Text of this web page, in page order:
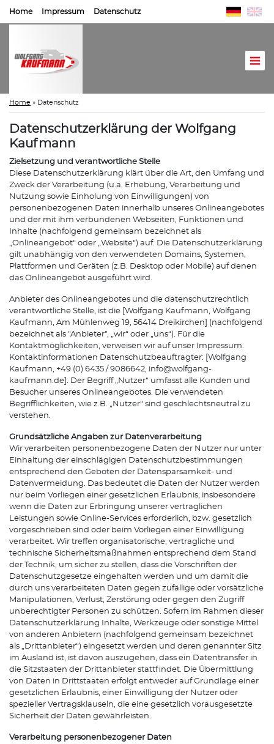
Home Impressum Datenschutz
Home » Datenschutz
Datenschutzerklärung der Wolfgang
Kaufmann
Zielsetzung und verantwortliche Stelle
Diese Datenschutzerklärung klärt über die Art, den Umfang und
Zweck der Verarbeitung (u.a. Erhebung, Verarbeitung und
Nutzung sowie Einholung von Einwilligungen) von
personenbezogenen Daten innerhalb unseres Onlineangebotes
und der mit ihm verbundenen Webseiten, Funktionen und
Inhalte (nachfolgend gemeinsam bezeichnet als
„Onlineangebot“ oder „Website“) auf. Die Datenschutzerklärung
gilt unabhängig von den verwendeten Domains, Systemen,
Plattformen und Geräten (z.B. Desktop oder Mobile) auf denen
das Onlineangebot ausgeführt wird.
Anbieter des Onlineangebotes und die datenschutzrechtlich
verantwortliche Stelle, ist die [Wolfgang Kaufmann, Wolfgang
Kaufmann, Am Mühlenweg 19, 56414 Dreikirchen] (nachfolgend
bezeichnet als "Anbieter", „wir“ oder „uns“). Für die
Kontaktmöglichkeiten, verweisen wir auf unser Impressum.
Kontaktinformationen Datenschutzbeauftragter: [Wolfgang
Kaufmann, +49 (0) 6435 / 9086642, info@wolfgang-
kaufmann.de]. Der Begriff „Nutzer“ umfasst alle Kunden und
Besucher unseres Onlineangebotes. Die verwendeten
Begrifflichkeiten, wie z.B. „Nutzer“ sind geschlechtsneutral zu
verstehen.
Grundsätzliche Angaben zur Datenverarbeitung
Wir verarbeiten personenbezogene Daten der Nutzer nur unter
Einhaltung der einschlägigen Datenschutzbestimmungen
entsprechend den Geboten der Datensparsamkeit- und
Datenvermeidung. Das bedeutet die Daten der Nutzer werden
nur beim Vorliegen einer gesetzlichen Erlaubnis, insbesondere
wenn die Daten zur Erbringung unserer vertraglichen
Leistungen sowie Online-Services erforderlich, bzw. gesetzlich
vorgeschrieben sind oder beim Vorliegen einer Einwilligung
verarbeitet. Wir treffen organisatorische, vertragliche und
technische Sicherheitsmaßnahmen entsprechend dem Stand
der Technik, um sicher zu stellen, dass die Vorschriften der
Datenschutzgesetze eingehalten werden und um damit die
durch uns verarbeiteten Daten gegen zufällige oder vorsätzliche
Manipulationen, Verlust, Zerstörung oder gegen den Zugriff
unberechtigter Personen zu schützen. Sofern im Rahmen dieser
Datenschutzerklärung Inhalte, Werkzeuge oder sonstige Mittel
von anderen Anbietern (nachfolgend gemeinsam bezeichnet
als „Drittanbieter“) eingesetzt werden und deren genannter Sitz
im Ausland ist, ist davon auszugehen, dass ein Datentransfer in
die Sitzstaaten der Drittanbieter stattfindet. Die Übermittlung
von Daten in Drittstaaten erfolgt entweder auf Grundlage einer
gesetzlichen Erlaubnis, einer Einwilligung der Nutzer oder
spezieller Vertragsklauseln, die eine gesetzlich vorausgesetzte
Sicherheit der Daten gewährleisten.
Verarbeitung personenbezogener Daten